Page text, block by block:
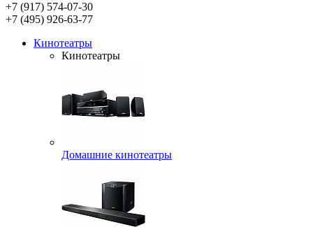
+7 (917) 574-07-30
+7 (495) 926-63-77
Кинотеатры
Кинотеатры
Домашние кинотеатры